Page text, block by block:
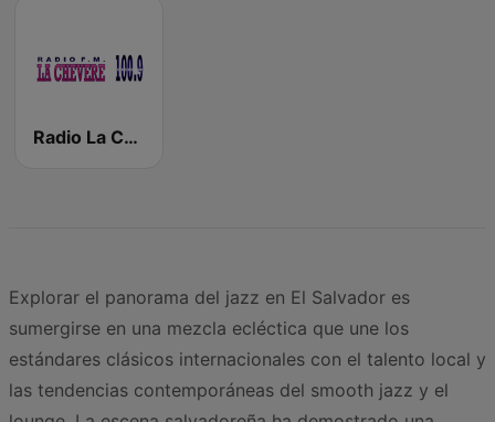
Radio La Chevere 100.9 FM
Explorar el panorama del jazz en El Salvador es
sumergirse en una mezcla ecléctica que une los
estándares clásicos internacionales con el talento local y
las tendencias contemporáneas del smooth jazz y el